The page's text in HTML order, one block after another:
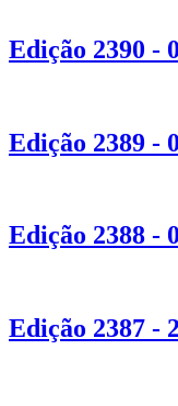
Edição 2390 -
Edição 2389 -
Edição 2388 -
Edição 2387 -